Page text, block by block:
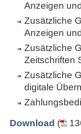
Anzeigen
Zusätzliche
Anzeigen
Zusätzliche
Zeitschriften
Zusätzliche
digitale
Download (